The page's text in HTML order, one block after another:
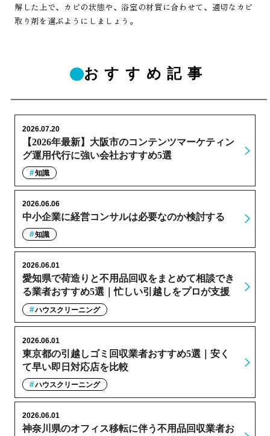
解した上で、カビの状態や、浴室の材質に合わせて、適切なカビ
取り剤を選ぶようにしましょう。
おすすめ記事
【2026年最新】大阪市のコンテンツマーケティン
グ運用代行に強い会社おすすめ5選
2026.07.20
知識
中小企業に経営コンサルは必要なのか検討する
2026.06.06
知識
愛知県で荷造りと不用品回収をまとめて相談でき
る業者おすすめ5選｜忙しい引越しをプロが支援
2026.06.01
ハウスクリーニング
東京都の引越しゴミ回収業者おすすめ5選｜安く
て早い即日対応店を比較
2026.06.01
ハウスクリーニング
神奈川県のオフィス移転に伴う不用品回収業者お
2026.06.01